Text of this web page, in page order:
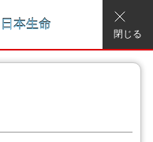
閉じる